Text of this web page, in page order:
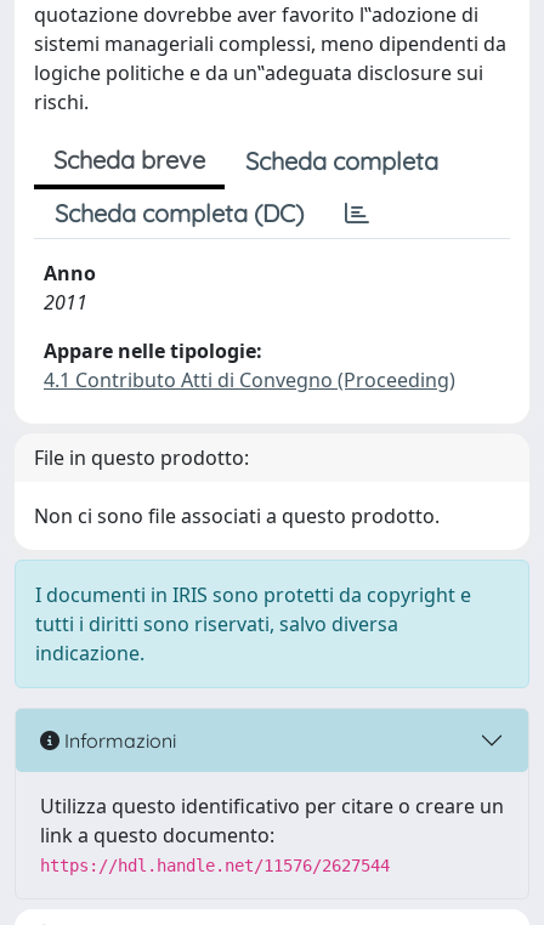
quotazione dovrebbe aver favorito l‟adozione di
sistemi manageriali complessi, meno dipendenti da
logiche politiche e da un‟adeguata disclosure sui
rischi.
Scheda breve
Scheda completa
Scheda completa (DC)
Anno
2011
Appare nelle tipologie:
4.1 Contributo Atti di Convegno (Proceeding)
File in questo prodotto:
Non ci sono file associati a questo prodotto.
I documenti in IRIS sono protetti da copyright e
tutti i diritti sono riservati, salvo diversa
indicazione.
Informazioni
Utilizza questo identificativo per citare o creare un
link a questo documento:
https://hdl.handle.net/11576/2627544